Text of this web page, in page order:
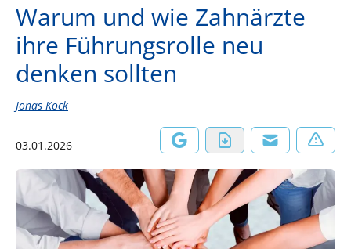
Warum und wie Zahnärzte
ihre Führungsrolle neu
denken sollten
Jonas Kock
03.01.2026